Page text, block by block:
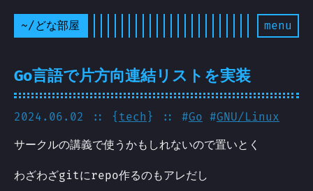
~/どな部屋 menu
Go言語で片方向連結リストを実装
2024.06.02 :: { tech } :: #Go #GNU/Linux
サークルの講義で使うかもしれないので置いとく
わざわざgitにrepo作るのもアレだし